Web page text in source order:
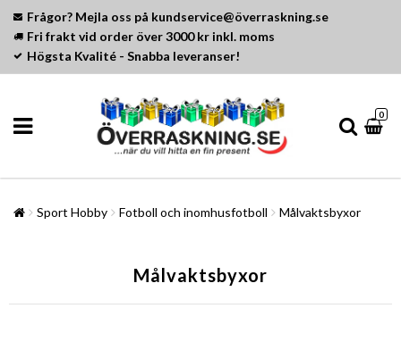
Frågor? Mejla oss på kundservice@överraskning.se
Fri frakt vid order över 3000 kr inkl. moms
Högsta Kvalité - Snabba leveranser!
0
Sport Hobby Fotboll och inomhusfotboll Målvaktsbyxor
Målvaktsbyxor